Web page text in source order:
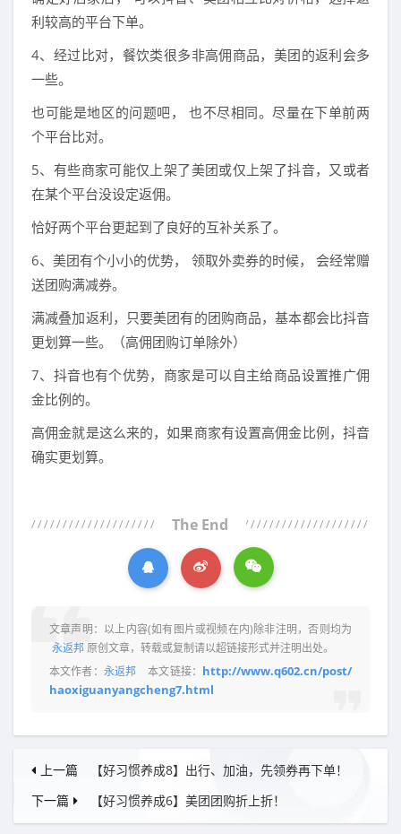
利较高的平台下单。
4、经过比对，餐饮类很多非高佣商品，美团的返利会多
一些。
也可能是地区的问题吧， 也不尽相同。尽量在下单前两
个平台比对。
5、有些商家可能仅上架了美团或仅上架了抖音，又或者
在某个平台没设定返佣。
恰好两个平台更起到了良好的互补关系了。
6、美团有个小小的优势， 领取外卖券的时候， 会经常赠
送团购满减券。
满减叠加返利，只要美团有的团购商品，基本都会比抖音
更划算一些。（高佣团购订单除外）
7、抖音也有个优势，商家是可以自主给商品设置推广佣
金比例的。
高佣金就是这么来的，如果商家有设置高佣金比例，抖音
确实更划算。
The End
文章声明：以上内容(如有图片或视频在内)除非注明，否则均为
永返邦原创文章，转载或复制请以超链接形式并注明出处。
本文作者： 永返邦 本文链接： http://www.q602.cn/post/
haoxiguanyangcheng7.html
上一篇
【好习惯养成8】出行、加油，先领券再下单！
下一篇
【好习惯养成6】美团团购折上折！